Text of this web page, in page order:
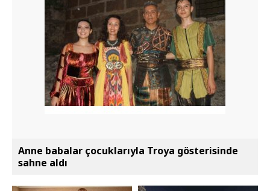
Anne babalar çocuklarıyla Troya gösterisinde
sahne aldı